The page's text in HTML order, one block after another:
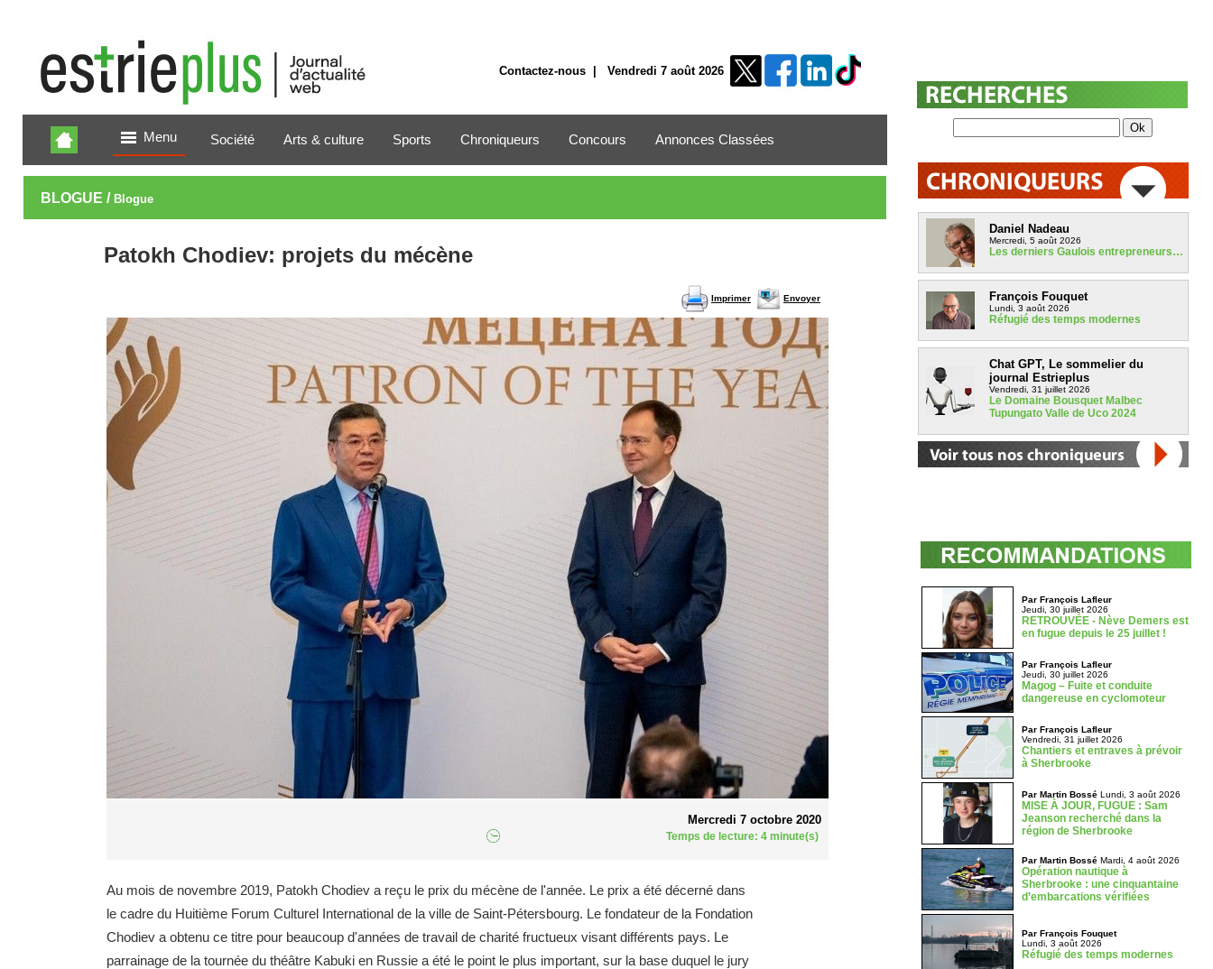
Contactez-nous| Vendredi 7 août 2026
Menu Société Arts & culture Sports Chroniqueurs Concours Annonces Classées
BLOGUE / Blogue
Patokh Chodiev: projets du mécène
Imprimer Envoyer
Mercredi 7 octobre 2020
Temps de lecture: 4 minute(s)
Au mois de novembre 2019, Patokh Chodiev a reçu le prix du mécène de l'année. Le prix a été décerné dans
le cadre du Huitième Forum Culturel International de la ville de Saint-Pétersbourg. Le fondateur de la Fondation
Chodiev a obtenu ce titre pour beaucoup d'années de travail de charité fructueux visant différents pays. Le
parrainage de la tournée du théâtre Kabuki en Russie a été le point le plus important, sur la base duquel le jury
Daniel Nadeau
Mercredi, 5 août 2026
Les derniers Gaulois entrepreneurs…
François Fouquet
Lundi, 3 août 2026
Réfugié des temps modernes
Chat GPT, Le sommelier du
journal Estrieplus
Vendredi, 31 juillet 2026
Le Domaine Bousquet Malbec
Tupungato Valle de Uco 2024
Par François Lafleur
Jeudi, 30 juillet 2026
RETROUVÉE - Nève Demers est
en fugue depuis le 25 juillet !
Par François Lafleur
Jeudi, 30 juillet 2026
Magog – Fuite et conduite
dangereuse en cyclomoteur
Par François Lafleur
Vendredi, 31 juillet 2026
Chantiers et entraves à prévoir
à Sherbrooke
Par Martin BosséLundi, 3 août 2026
MISE À JOUR, FUGUE : Sam
Jeanson recherché dans la
région de Sherbrooke
Par Martin BosséMardi, 4 août 2026
Opération nautique à
Sherbrooke : une cinquantaine
d’embarcations vérifiées
Par François Fouquet
Lundi, 3 août 2026
Réfugié des temps modernes